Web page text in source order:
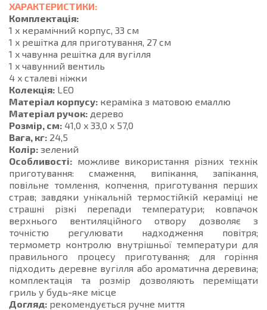
ХАРАКТЕРИСТИКИ:
Комплектація:
1 x керамічний корпус, 33 см
1 x решітка для приготування, 27 см
1 x чавунна решітка для вугілля
1 x чавунний вентиль
4 x сталеві ніжки
Колекція: LEO
Матеріал корпусу: кераміка з матовою емаллю
Матеріал ручок: дерево
Розмір, см: 41,0 x 33,0 x 57,0
Вага, кг: 24,5
Колір: зелений
Особливості: можливе використання різних технік
приготування: смаження, випікання, запікання,
повільне томлення, копчення, приготування перших
страв; завдяки унікальній термостійкій кераміці не
страшні різкі перепади температури; ковпачок
верхнього вентиляційного отвору дозволяє з
точністю регулювати надходження повітря;
термометр контролю внутрішньої температури для
правильного процесу приготування; для горіння
підходить деревне вугілля або ароматична деревина;
комплектація та розмір дозволяють переміщати
гриль у будь-яке місце
Догляд: рекомендується ручне миття